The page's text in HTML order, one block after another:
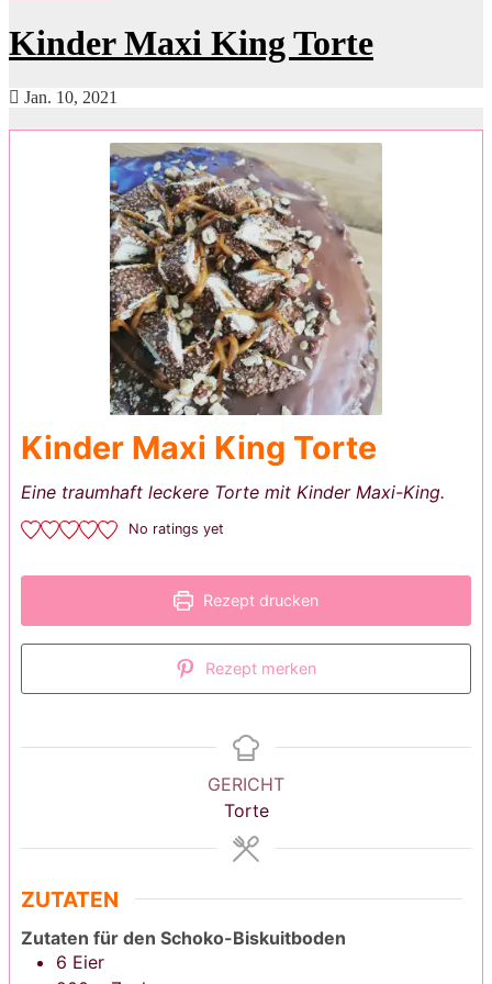
Kinder Maxi King Torte
Jan. 10, 2021
Kinder Maxi King Torte
Eine traumhaft leckere Torte mit Kinder Maxi-King.
No ratings yet
Rezept drucken
Rezept merken
GERICHT
Torte
ZUTATEN
Zutaten für den Schoko-Biskuitboden
6 Eier